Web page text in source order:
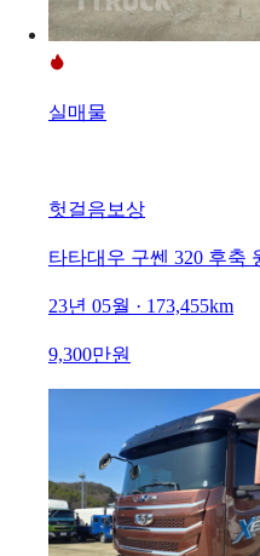
실매물
헛걸음보상
타타대우 구쎈 320 후축
23년 05월 · 173,455km
9,300만원